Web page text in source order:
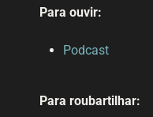
Para ouvir:
Podcast
Para roubartilhar: